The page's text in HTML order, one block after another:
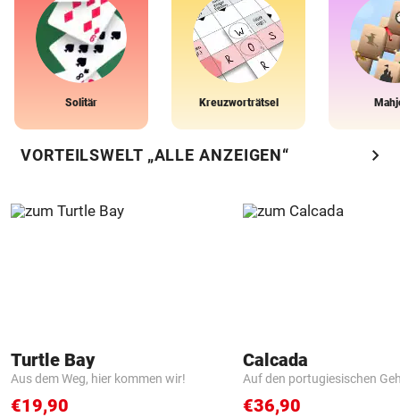
Solitär Kreuzworträtsel
VORTEILSWELT „ALLE ANZEIGEN“ chevron_right
Turtle Bay
Aus dem Weg, hier kommen wir!
€19,90
Calcada
Auf den portugiesischen
€36,90